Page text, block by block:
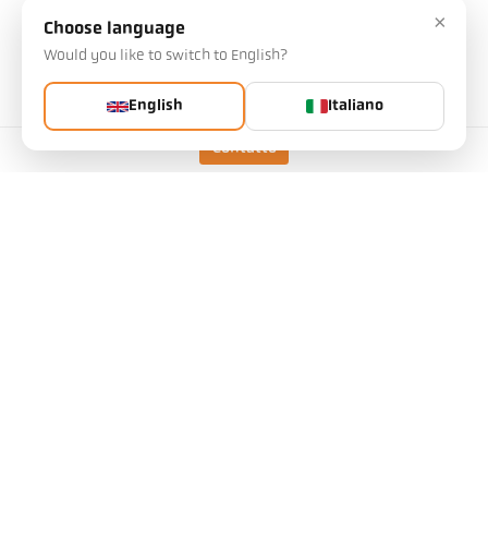
Contatto
avvistamento
×
Choose language
Would you like to switch to English?
English Italiano